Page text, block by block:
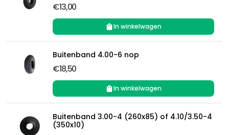
€13,00
In winkelwagen
Buitenband 4.00-6 nop
€18,50
In winkelwagen
Buitenband 3.00-4 (260x85) of 4.10/3.50-4
(350x10)